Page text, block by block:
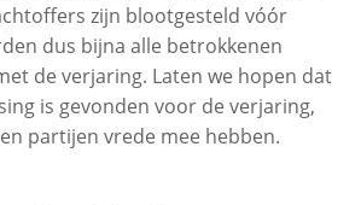
zijn blootgesteld vóór
dus bijna alle betrokkenen
de verjaring. Laten we hopen dat
is gevonden voor de verjaring,
partijen vrede mee hebben.